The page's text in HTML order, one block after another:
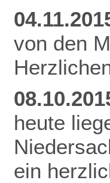
von den
heute
ein